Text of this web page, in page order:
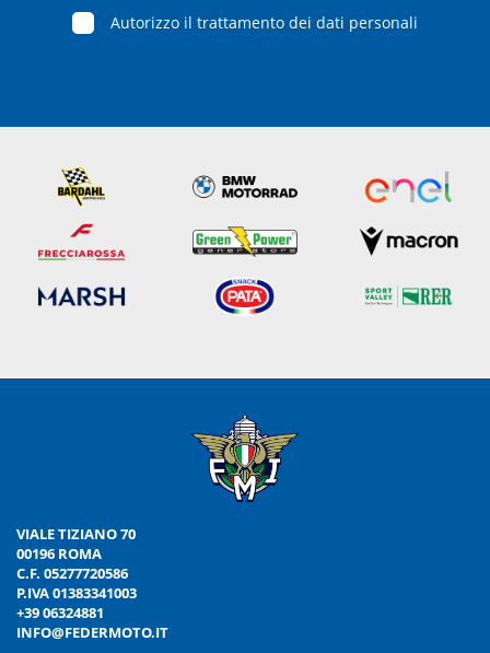
Autorizzo il trattamento dei dati personali
VIALE TIZIANO 70
00196 ROMA
C.F. 05277720586
P.IVA 01383341003
+39 06324881
INFO@FEDERMOTO.IT